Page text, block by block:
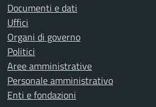
Documenti e dati
Uffici
Organi di governo
Politici
Aree amministrative
Personale amministrativo
Enti e fondazioni